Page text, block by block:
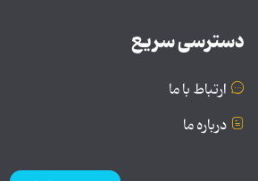
دسترسی سریع
ارتباط با ما
درباره ما